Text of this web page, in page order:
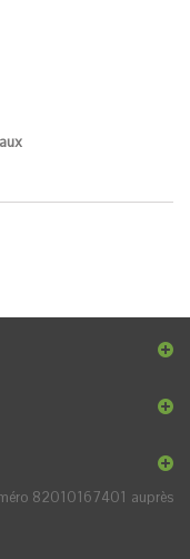
82010167401 auprès